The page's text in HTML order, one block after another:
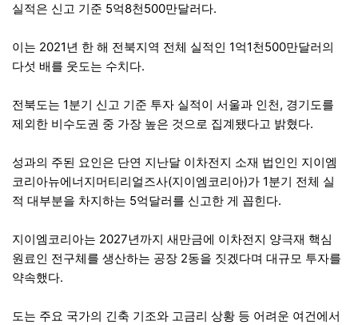
실적은 신고 기준 5억8천500만달러다.
이는 2021년 한 해 전북지역 전체 실적인 1억1천500만달러의
다섯 배를 웃도는 수치다.
전북도는 1분기 신고 기준 투자 실적이 서울과 인천, 경기도를
제외한 비수도권 중 가장 높은 것으로 집계됐다고 밝혔다.
성과의 주된 요인은 단연 지난달 이차전지 소재 법인인 지이엠
코리아뉴에너지머티리얼즈사(지이엠코리아)가 1분기 전체 실
적 대부분을 차지하는 5억달러를 신고한 게 꼽힌다.
지이엠코리아는 2027년까지 새만금에 이차전지 양극재 핵심
원료인 전구체를 생산하는 공장 2동을 짓겠다며 대규모 투자를
약속했다.
도는 주요 국가의 긴축 기조와 고금리 상황 등 어려운 여건에서